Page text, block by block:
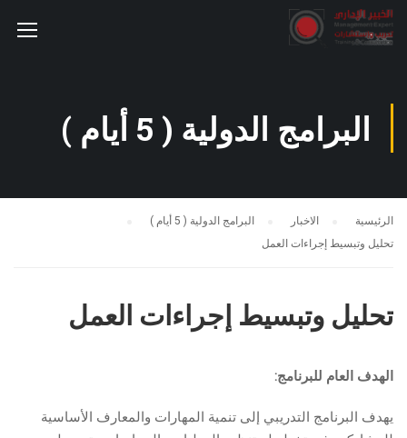
البرامج الدولية ( 5 أيام )
الرئيسية الاخبار
البرامج الدولية ( 5 أيام )
تحليل وتبسيط إجراءات العمل
تحليل وتبسيط إجراءات العمل
الهدف العام للبرنامج:
يهدف البرنامج التدريبي إلى تنمية المهارات والمعارف الأساسية